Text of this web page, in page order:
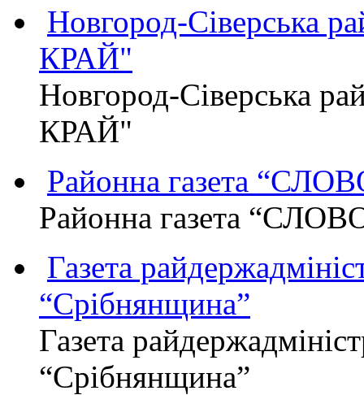
Новгород-Сіверська
КРАЙ"
Новгород-Сіверська
КРАЙ"
Районна газета
Районна газета
Газета
“Срібнянщина”
Газета
“Срібнянщина”